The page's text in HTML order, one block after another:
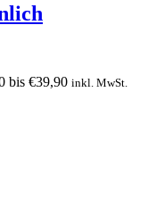
bis €39,90 inkl. MwSt.